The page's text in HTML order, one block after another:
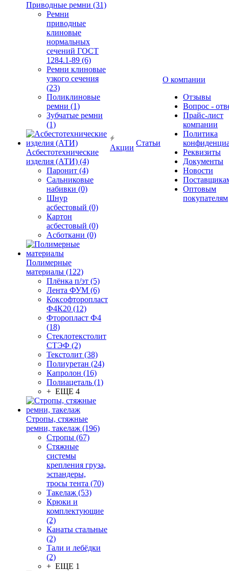
Приводные ремни (31)
Ремни
приводные
клиновые
нормальных
сечений ГОСТ
1284.1-89 (6)
Ремни клиновые
узкого сечения
(23)
Поликлиновые
ремни (1)
Зубчатые ремни
(1)
Асбестотехнические
изделия (АТИ) (4)
Паронит (4)
Сальниковые
набивки (0)
Шнур
асбестовый (0)
Картон
асбестовый (0)
Асботкани (0)
Полимерные
материалы (122)
Плёнка п/эт (5)
Лента ФУМ (6)
Коксофторопласт
Ф4К20 (12)
Фторопласт Ф4
(18)
Стеклотекстолит
СТЭФ (2)
Текстолит (38)
Полиуретан (24)
Капролон (16)
Полиацеталь (1)
+ ЕЩЕ 4
Стропы, стяжные
ремни, такелаж (196)
Стропы (67)
Стяжные
системы
крепления груза,
эспандеры,
тросы тента (70)
Такелаж (53)
Крюки и
комплектующие
(2)
Канаты стальные
(2)
Тали и лебёдки
(2)
+ ЕЩЕ 1
Акции
Статьи
О компании
Отзывы
Вопрос -
Прайс-лист
компании
Политика
Реквизиты
Документы
Новости
Оптовым
покупателям